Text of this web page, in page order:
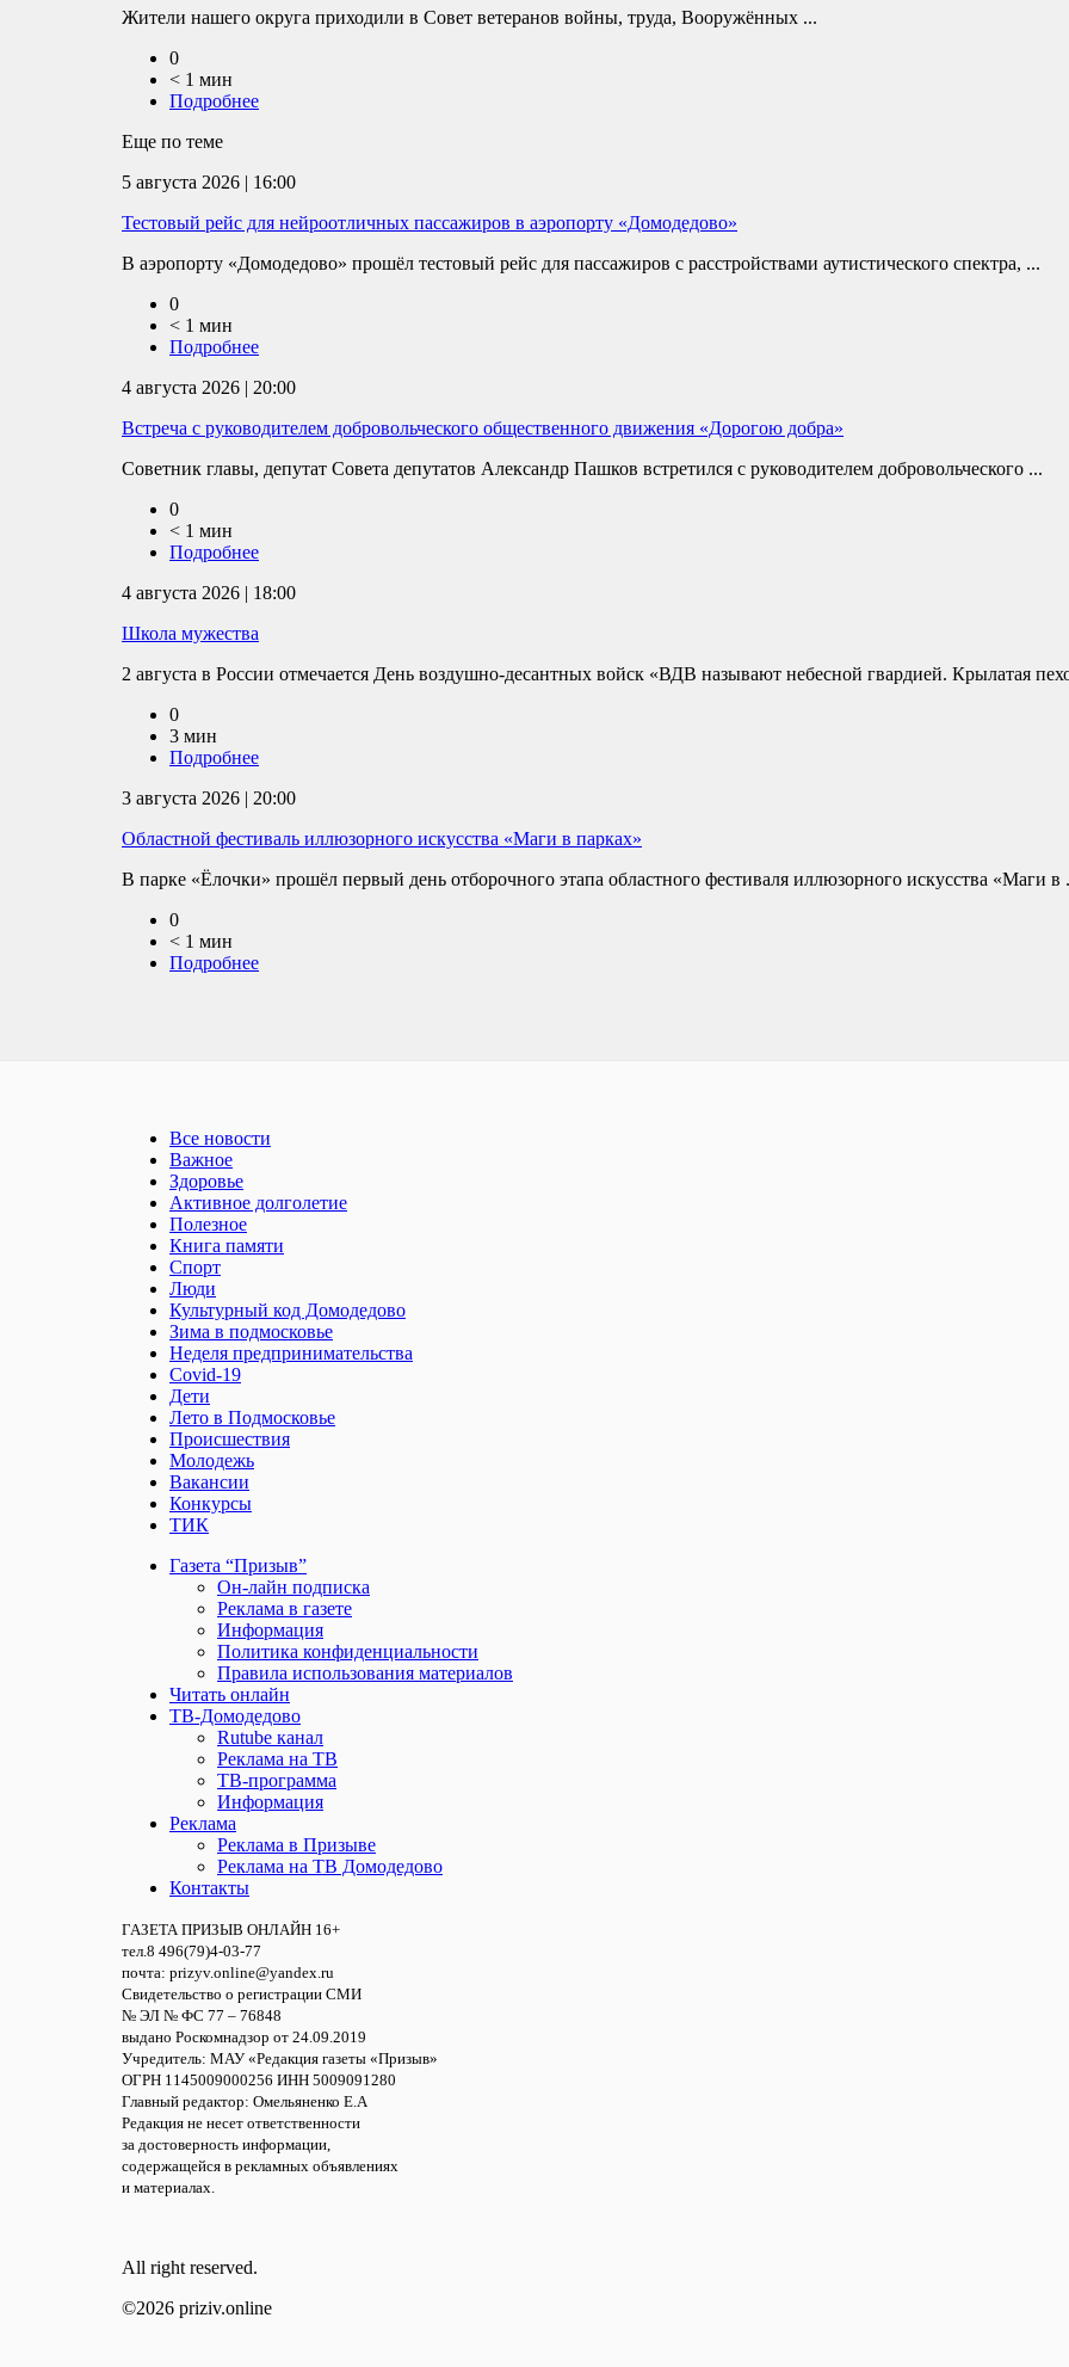
Жители нашего округа приходили в Совет ветеранов войны, труда, Вооружённых ...
0
< 1 мин
Подробнее
Еще по теме
5 августа 2026 | 16:00
Тестовый рейс для нейроотличных пассажиров в аэропорту «Домодедово»
В аэропорту «Домодедово» прошёл тестовый рейс для пассажиров с расстройствами аутистического спектра, ...
0
< 1 мин
Подробнее
4 августа 2026 | 20:00
Встреча с руководителем добровольческого общественного движения «Дорогою добра»
Советник главы, депутат Совета депутатов Александр Пашков встретился с руководителем добровольческого ...
0
< 1 мин
Подробнее
4 августа 2026 | 18:00
Школа мужества
2 августа в России отмечается День воздушно-десантных войск «ВДВ называют небесной гвардией. Крылатая
0
3 мин
Подробнее
3 августа 2026 | 20:00
Областной фестиваль иллюзорного искусства «Маги в парках»
В парке «Ёлочки» прошёл первый день отборочного этапа областного фестиваля иллюзорного искусства «Маги в
0
< 1 мин
Подробнее
Все новости
Важное
Здоровье
Активное долголетие
Полезное
Книга памяти
Спорт
Люди
Культурный код Домодедово
Зима в подмосковье
Неделя предпринимательства
Covid-19
Дети
Лето в Подмосковье
Происшествия
Молодежь
Вакансии
Конкурсы
ТИК
Газета “Призыв”
Он-лайн подписка
Реклама в газете
Информация
Политика конфиденциальности
Правила использования материалов
Читать онлайн
ТВ-Домодедово
Rutube канал
Реклама на ТВ
ТВ-программа
Информация
Реклама
Реклама в Призыве
Реклама на ТВ Домодедово
Контакты
ГАЗЕТА ПРИЗЫВ ОНЛАЙН 16+
тел.8 496(79)4-03-77
почта: prizyv.online@yandex.ru
Свидетельство о регистрации СМИ
№ ЭЛ № ФС 77 – 76848
выдано Роскомнадзор от 24.09.2019
Учредитель: МАУ «Редакция газеты «Призыв»
ОГРН 1145009000256 ИНН 5009091280
Главный редактор: Омельяненко Е.А
Редакция не несет ответственности
за достоверность информации,
содержащейся в рекламных объявлениях
и материалах.
All right reserved.
©2026 priziv.online